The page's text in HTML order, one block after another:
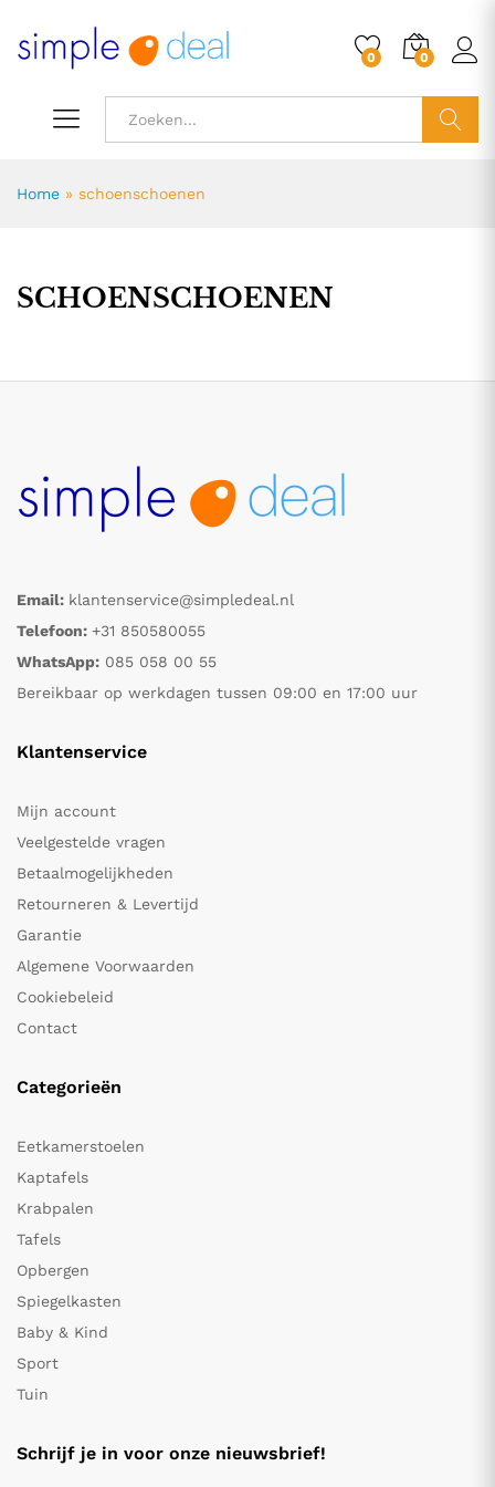
0 0
Home » schoenschoenen
SCHOENSCHOENEN
Email: klantenservice@simpledeal.nl
Telefoon: +31 850580055
WhatsApp: 085 058 00 55
Bereikbaar op werkdagen tussen 09:00 en 17:00 uur
Klantenservice
Mijn account
Veelgestelde vragen
Betaalmogelijkheden
Retourneren & Levertijd
Garantie
Algemene Voorwaarden
Cookiebeleid
Contact
Categorieën
Eetkamerstoelen
Kaptafels
Krabpalen
Tafels
Opbergen
Spiegelkasten
Baby & Kind
Sport
Tuin
Schrijf je in voor onze nieuwsbrief!